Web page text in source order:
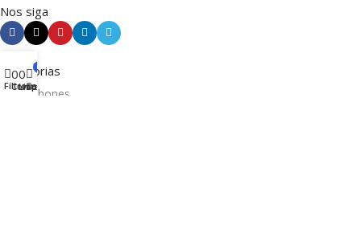
Nos siga
Categorias
Smartphones
Filtros
0
Comparar
0
Lista de desejos
0
Carrinho
Menu